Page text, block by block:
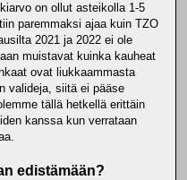
on ollut asteikolla 1-5
paremmaksi ajaa kuin TZO
2021 ja 2022 ei ole
muistavat kuinka kauheat
ovat liukkaammasta
valideja, siitä ei pääse
tällä hetkellä erittäin
kanssa kun verrataan
edistämään?